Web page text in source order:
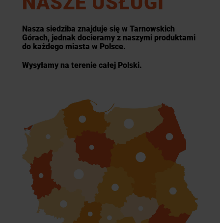
Nasza siedziba znajduje się w Tarnowskich
Górach, jednak docieramy z naszymi produktami
do każdego miasta w Polsce.
Wysyłamy na terenie całej Polski.